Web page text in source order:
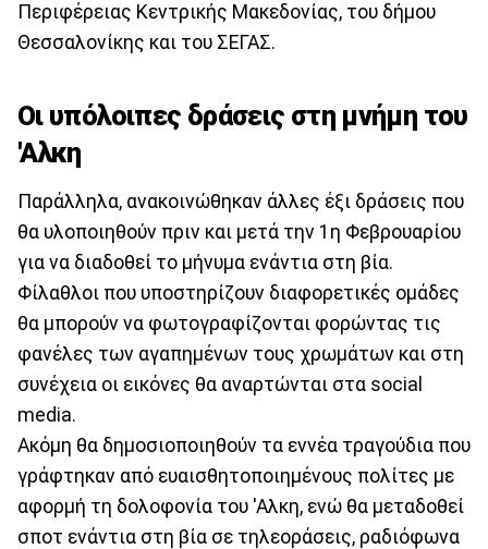
Περιφέρειας Κεντρικής Μακεδονίας, του δήμου
Θεσσαλονίκης και του ΣΕΓΑΣ.
Οι υπόλοιπες δράσεις στη μνήμη του
'Αλκη
Παράλληλα, ανακοινώθηκαν άλλες έξι δράσεις που
θα υλοποιηθούν πριν και μετά την 1η Φεβρουαρίου
για να διαδοθεί το μήνυμα ενάντια στη βία.
Φίλαθλοι που υποστηρίζουν διαφορετικές ομάδες
θα μπορούν να φωτογραφίζονται φορώντας τις
φανέλες των αγαπημένων τους χρωμάτων και στη
συνέχεια οι εικόνες θα αναρτώνται στα social
media.
Ακόμη θα δημοσιοποιηθούν τα εννέα τραγούδια που
γράφτηκαν από ευαισθητοποιημένους πολίτες με
αφορμή τη δολοφονία του 'Αλκη, ενώ θα μεταδοθεί
σποτ ενάντια στη βία σε τηλεοράσεις, ραδιόφωνα